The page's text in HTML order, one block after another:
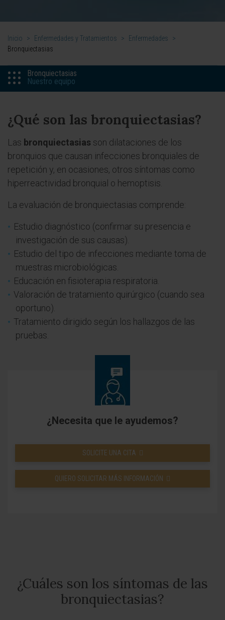
Inicio > Enfermedades y Tratamientos > Enfermedades
>
Bronquiectasias
Bronquiectasias
Nuestro equipo
¿Qué son las bronquiectasias?
Las bronquiectasias son dilataciones de los
bronquios que causan infecciones bronquiales de
repetición y, en ocasiones, otros síntomas como
hiperreactividad bronquial o hemoptisis.
La evaluación de bronquiectasias comprende:
Estudio diagnóstico (confirmar su presencia e
investigación de sus causas).
Estudio del tipo de infecciones mediante toma de
muestras microbiológicas.
Educación en fisioterapia respiratoria.
Valoración de tratamiento quirúrgico (cuando sea
oportuno).
Tratamiento dirigido según los hallazgos de las
pruebas.
¿Necesita que le ayudemos?
SOLICITE UNA CITA
QUIERO SOLICITAR MÁS INFORMACIÓN
¿Cuáles son los síntomas de las
bronquiectasias?